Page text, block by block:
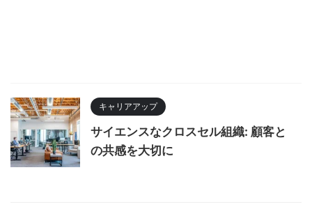
キャリアアップ
サイエンスなクロスセル組織: 顧客と
の共感を大切に